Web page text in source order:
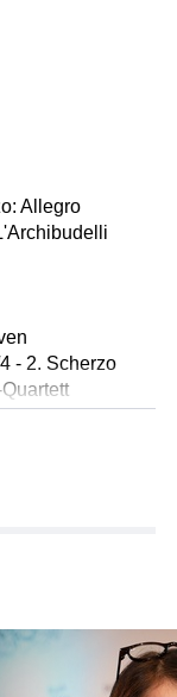
Allegro
- 2. Scherzo